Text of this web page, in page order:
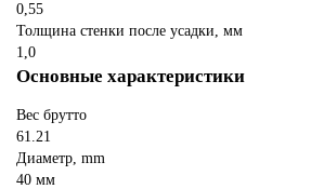
0,55
Толщина стенки после усадки, мм
1,0
Основные характеристики
Вес брутто
61.21
Диаметр, mm
40 мм